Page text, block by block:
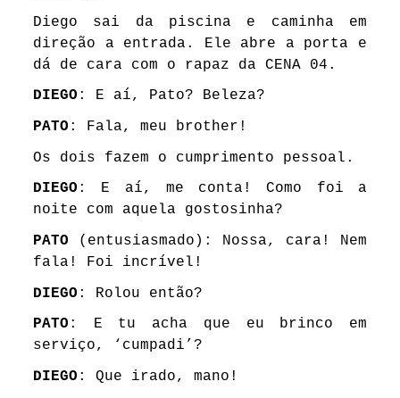
Diego sai da piscina e caminha em
direção a entrada. Ele abre a porta e
dá de cara com o rapaz da CENA 04.
DIEGO : E aí, Pato? Beleza?
PATO : Fala, meu brother!
Os dois fazem o cumprimento pessoal.
DIEGO : E aí, me conta! Como foi a
noite com aquela gostosinha?
PATO (entusiasmado): Nossa, cara! Nem
fala! Foi incrível!
DIEGO : Rolou então?
PATO : E tu acha que eu brinco em
serviço, ‘cumpadi’?
DIEGO : Que irado, mano!